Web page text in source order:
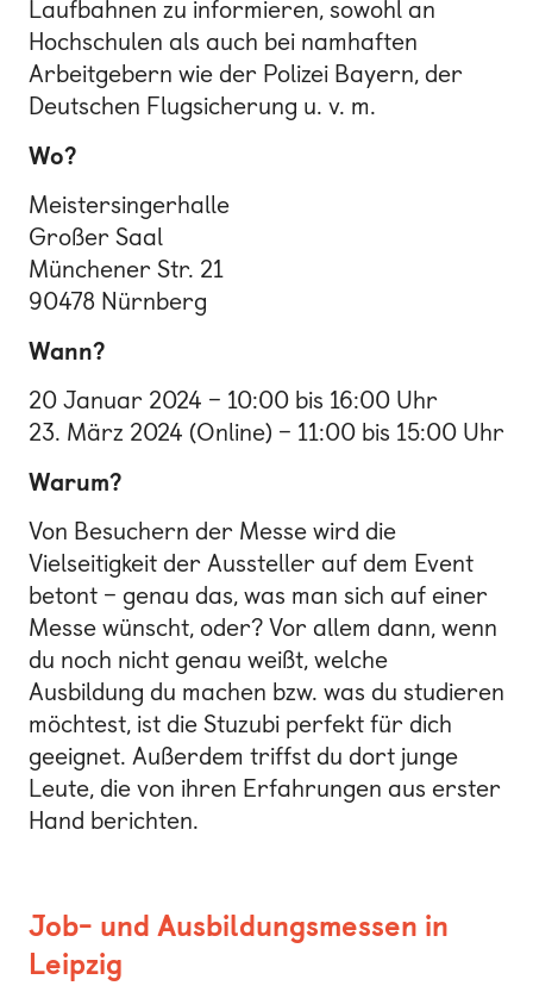
Laufbahnen zu informieren, sowohl an
Hochschulen als auch bei namhaften
Arbeitgebern wie der Polizei Bayern, der
Deutschen Flugsicherung u. v. m.
Wo?
Meistersingerhalle
Großer Saal
Münchener Str. 21
90478 Nürnberg
Wann?
20 Januar 2024 – 10:00 bis 16:00 Uhr
23. März 2024 (Online) – 11:00 bis 15:00 Uhr
Warum?
Von Besuchern der Messe wird die
Vielseitigkeit der Aussteller auf dem Event
betont – genau das, was man sich auf einer
Messe wünscht, oder? Vor allem dann, wenn
du noch nicht genau weißt, welche
Ausbildung du machen bzw. was du studieren
möchtest, ist die Stuzubi perfekt für dich
geeignet. Außerdem triffst du dort junge
Leute, die von ihren Erfahrungen aus erster
Hand berichten.
Job- und Ausbildungsmessen in
Leipzig